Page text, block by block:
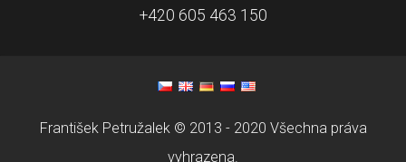
+420 605 463 150
František Petružalek © 2013 - 2020 Všechna práva
vyhrazena.